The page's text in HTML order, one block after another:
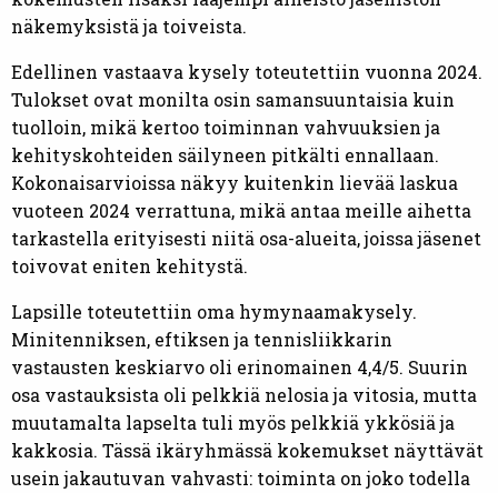
näkemyksistä ja toiveista.
Edellinen vastaava kysely toteutettiin vuonna 2024.
Tulokset ovat monilta osin samansuuntaisia kuin
tuolloin, mikä kertoo toiminnan vahvuuksien ja
kehityskohteiden säilyneen pitkälti ennallaan.
Kokonaisarvioissa näkyy kuitenkin lievää laskua
vuoteen 2024 verrattuna, mikä antaa meille aihetta
tarkastella erityisesti niitä osa-alueita, joissa jäsenet
toivovat eniten kehitystä.
Lapsille toteutettiin oma hymynaamakysely.
Minitenniksen, eftiksen ja tennisliikkarin
vastausten keskiarvo oli erinomainen 4,4/5. Suurin
osa vastauksista oli pelkkiä nelosia ja vitosia, mutta
muutamalta lapselta tuli myös pelkkiä ykkösiä ja
kakkosia. Tässä ikäryhmässä kokemukset näyttävät
usein jakautuvan vahvasti: toiminta on joko todella